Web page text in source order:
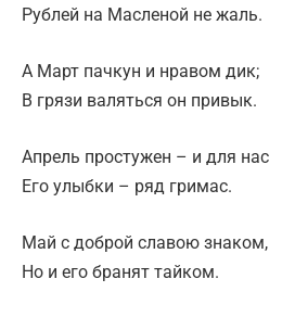
Рублей на Масленой не жаль.
А Март пачкун и нравом дик;
В грязи валяться он привык.
Апрель простужен – и для нас
Его улыбки – ряд гримас.
Май с доброй славою знаком,
Но и его бранят тайком.